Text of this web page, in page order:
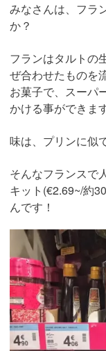
みなさんは、フラ
か？
フランはタルトの
ぜ合わせたものを
お菓子で、スーパ
かける事ができます
味は、プリンに似
そんなフランスで
キット(€2.69~/約
んです！